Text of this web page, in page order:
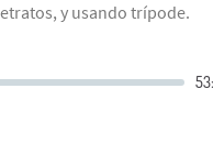
y usando trípode.